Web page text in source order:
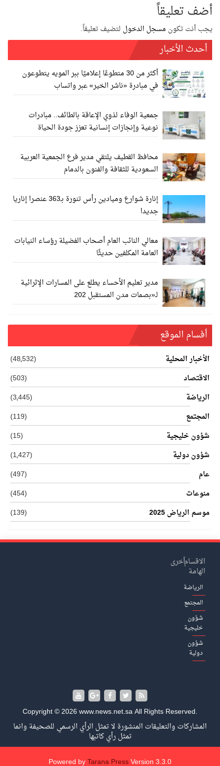
أضف تعليقاً
يجب أنت تكون مسجل الدخول لتضيف تعليقاً.
أحدث الأخبار
أكثر من 30 متطوعًا إعلاميًا ببر المويه يتطوعون
في مبادرة «ناشر الخير» عبر واتساب
جمعية الوفاء لذوي الإعاقة بالطائف.. مبادرات
نوعية وإنجازات إنسانية تعزز جودة الحياة
محافظ القطيف يلتقي مدير فرع الجمعية العربية
السعودية للثقافة والفنون بالدمام
إنارة شوارع وميادين رأس تنورة بـ363 عنصرا إناريا
جديدا
معالي النائب العام أصحاب الفضيلة رؤساء النيابات
العامة المكلفين حديثًا
مدير تعليم الأحساء يطلع على المسارات الإثرائية
لـ«بصمات مدن المستقبل 202
أفسام الموقع
الأخبار المحلية
(48٬532)
الاقتصاد
(503)
الرياضة
(3٬445)
المجتمع
(119)
شؤون خليجية
(15)
شؤون دولية
(1٬427)
عام
(497)
منوعات
(454)
موسم الرياض 2025
(139)
الاقسام
الهامة
الرياضة
المجتمع
شؤون
خليجية
شؤون
دولية
أخرى
Copyright © 2026 www.news.net.sa All Rights Reserved.
المشاركات والتعليقات المنشورة لا تمثل الرأي الرسمي للصحيفة وانما
تمثل رأي كاتبها
Powered byTarana PressVersion 3.3.0